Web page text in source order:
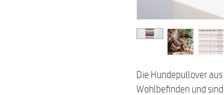
Die Hundepullover
Wohlbefinden und